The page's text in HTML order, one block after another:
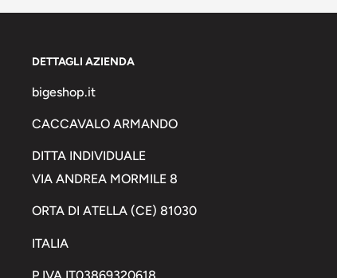
DETTAGLI AZIENDA
bigeshop.it
CACCAVALO ARMANDO
DITTA INDIVIDUALE
VIA ANDREA MORMILE 8
ORTA DI ATELLA (CE) 81030
ITALIA